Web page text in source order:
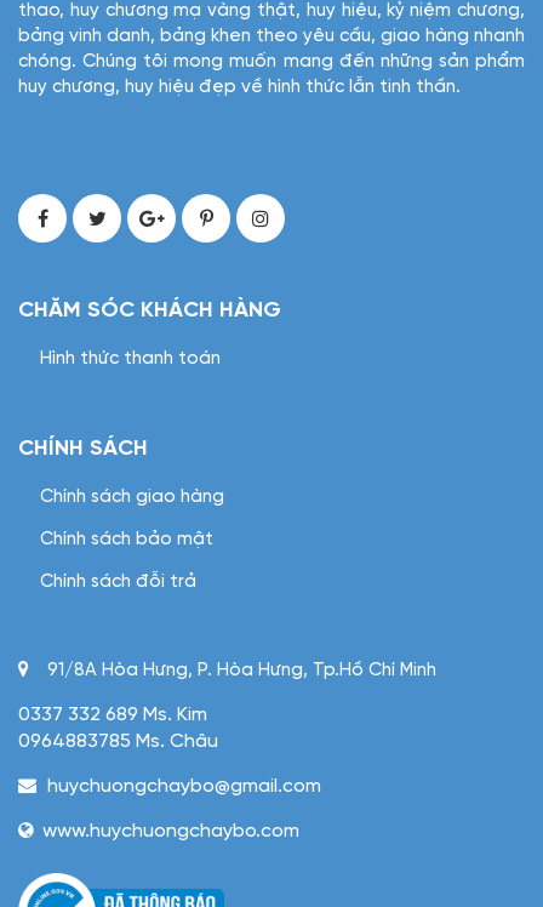
thao, huy chương mạ vàng thật, huy hiệu, kỷ niệm chương,
bảng vinh danh, bảng khen theo yêu cầu, giao hàng nhanh
chóng. Chúng tôi mong muốn mang đến những sản phẩm
huy chương, huy hiệu đẹp về hình thức lẫn tinh thần.
CHĂM SÓC KHÁCH HÀNG
Hình thức thanh toán
CHÍNH SÁCH
Chính sách giao hàng
Chính sách bảo mật
Chính sách đỗi trả
91/8A Hòa Hưng, P. Hòa Hưng, Tp.Hồ Chí Minh
0337 332 689 Ms. Kim
0964883785 Ms. Châu
huychuongchaybo@gmail.com
www.huychuongchaybo.com